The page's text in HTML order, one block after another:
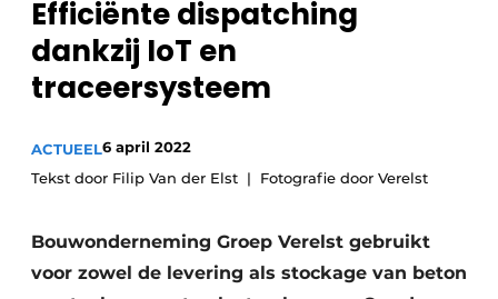
Vacature aanmelden
Vacatures
Video’s
Sanitair
Brandbeveiliging
Ventilatie
Warmtepompen
Efficiënte dispatching
dankzij IoT en
traceersysteem
ACTUEEL6 april 2022
Tekst door Filip Van der Elst
Fotografie door Verelst
Bouwonderneming Groep Verelst gebruikt
voor zowel de levering als stockage van beton